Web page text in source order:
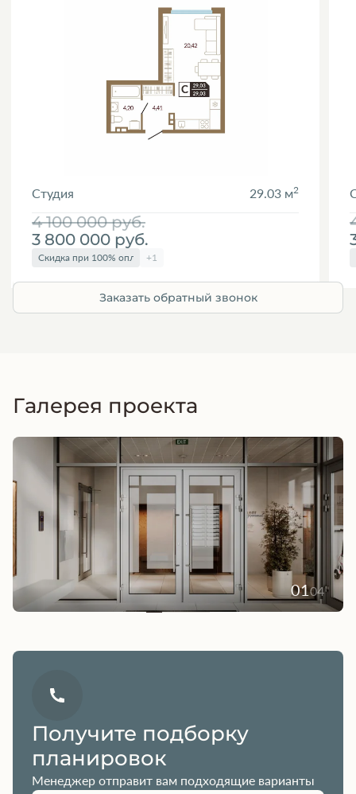
Студия 29.03 м2
4 100 000руб.
3 800 000 руб.
Скидка при 100% оплате+1
Заказать обратный звонок
Галерея проекта
0104
Получите подборку
планировок
Менеджер отправит вам подходящие варианты